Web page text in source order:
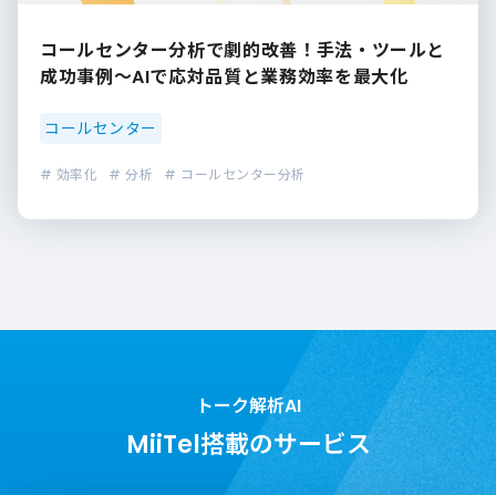
コールセンター分析で劇的改善！手法・ツールと
成功事例～AIで応対品質と業務効率を最大化
コールセンター
# 効率化 # 分析 # コールセンター分析
トーク解析AI
MiiTel搭載のサービス